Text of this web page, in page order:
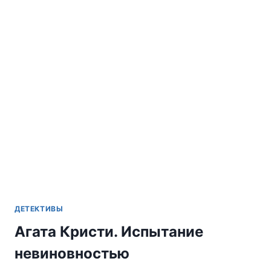
ДЕТЕКТИВЫ
Агата Кристи. Испытание
невиновностью